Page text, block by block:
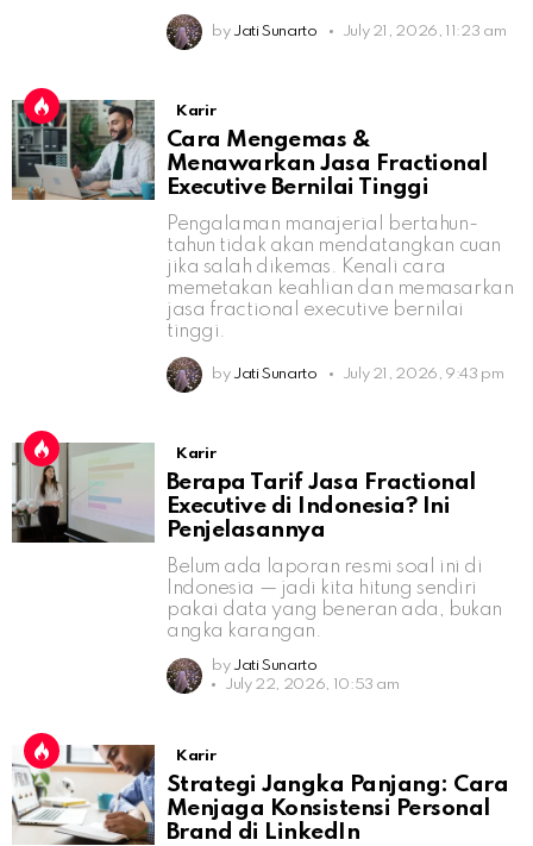
by Jati Sunarto July 21, 2026, 11:23 am
Karir
Cara Mengemas &
Menawarkan Jasa Fractional
Executive Bernilai Tinggi
Pengalaman manajerial bertahun-
tahun tidak akan mendatangkan cuan
jika salah dikemas. Kenali cara
memetakan keahlian dan memasarkan
jasa fractional executive bernilai
tinggi.
by Jati Sunarto July 21, 2026, 9:43 pm
Karir
Berapa Tarif Jasa Fractional
Executive di Indonesia? Ini
Penjelasannya
Belum ada laporan resmi soal ini di
Indonesia — jadi kita hitung sendiri
pakai data yang beneran ada, bukan
angka karangan.
by Jati Sunarto
July 22, 2026, 10:53 am
Karir
Strategi Jangka Panjang: Cara
Menjaga Konsistensi Personal
Brand di LinkedIn